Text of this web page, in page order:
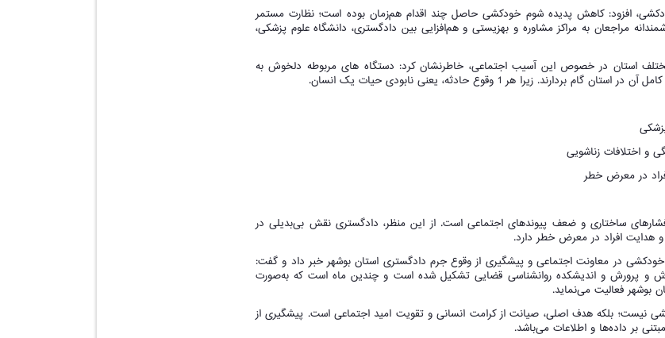
افزود: کاهش پدیده شوم خودکشی حاصل چند اقدام هم‌زمان بوده است؛ نظارت مستمر
مراجعان به مراکز مشاوره و بهزیستی و هم‌افزایی بین دادگستری، دانشگاه علوم پزشکی،
مختلف استان در خصوص این آسیب اجتماعی، خاطرنشان کرد: دستگاه های مربوطه دلخوش به
هر 1 وقوع حادثه، یعنی نابودی حیات یک انسان.
ساختاری و ضعف پیوندهای اجتماعی است. از این منظر، دادگستری نقش بی‌بدیلی در
و هدایت افراد در معرض خطر دارد.
خودکشی در معاونت اجتماعی و پیشگیری از وقوع جرم دادگستری استان بوشهر خبر داد و گفت:
و پرورش و اندیشکده روانشناسی قضایی تشکیل شده است و چندین ماه است که به‌صورت
فعالیت می‌نماید.
نیست؛ بلکه هدف اصلی، صیانت از کرامت انسانی و تقویت امید اجتماعی است. پیشگیری از
بر داده‌ها و اطلاعات می‌باشد.